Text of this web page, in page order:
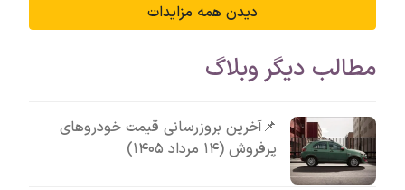
دیدن همه مزایدات
مطالب دیگر وبلاگ
📌آخرین بروزرسانی قیمت خودروهای
پرفروش (۱۴ مرداد ۱۴۰۵)